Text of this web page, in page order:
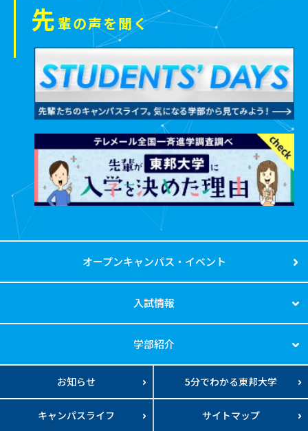
先輩の声を聞く
オープンキャンパス・イベント
入試情報
学部紹介
お知らせ 5分でわかる東邦大学
キャンパスライフ サイトマップ